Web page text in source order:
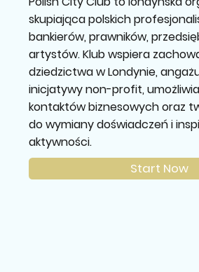
skupiająca polskich
bankierów, prawników,
artystów. Klub wspiera
dziedzictwa w Londynie,
inicjatywy non-profit,
kontaktów biznesowych oraz
do wymiany doświadczeń i
aktywności.
Start Now